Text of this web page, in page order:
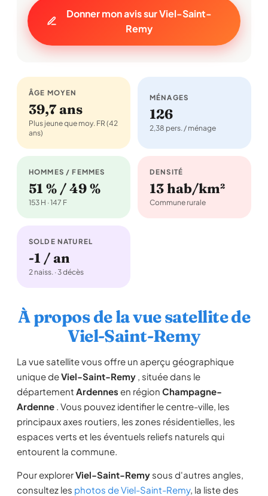
Donner mon avis sur Viel-Saint-
Remy
ÂGE MOYEN
39,7 ans
Plus jeune que moy. FR (42
ans)
MÉNAGES
126
2,38 pers. / ménage
HOMMES / FEMMES
51 % / 49 %
153 H · 147 F
DENSITÉ
13 hab/km²
Commune rurale
SOLDE NATUREL
-1 / an
2 naiss. · 3 décès
À propos de la vue satellite de
Viel-Saint-Remy
La vue satellite vous offre un aperçu géographique
unique deViel-Saint-Remy , située dans le
département Ardennes en région Champagne-
Ardenne . Vous pouvez identifier le centre-ville, les
principaux axes routiers, les zones résidentielles, les
espaces verts et les éventuels reliefs naturels qui
entourent la commune.
Pour explorerViel-Saint-Remy sous d'autres angles,
consultez les photos de Viel-Saint-Remy, la liste des